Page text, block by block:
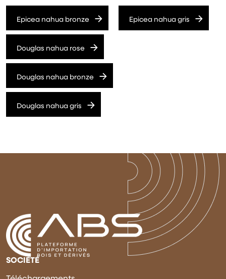
Epicea nahua bronze Epicea nahua gris
Douglas nahua rose
Douglas nahua bronze
Douglas nahua gris
SOCIÉTÉ